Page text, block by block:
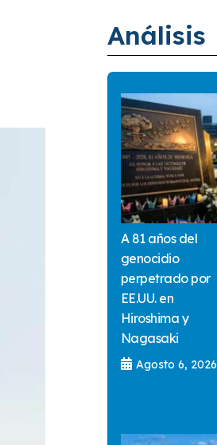
Análisis
A 81 años del
genocidio
perpetrado por
EE.UU. en
Hiroshima y
Nagasaki
Agosto 6, 2026